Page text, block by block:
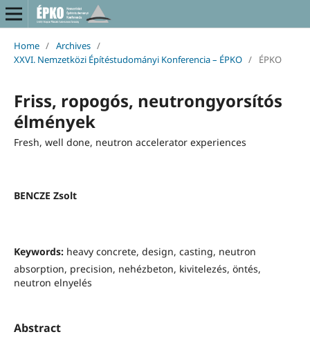
Home / Archives /
XXVI. Nemzetközi Építéstudományi Konferencia – ÉPKO / ÉPKO
Friss, ropogós, neutrongyorsítós
élmények
Fresh, well done, neutron accelerator experiences
BENCZE Zsolt
Keywords: heavy concrete, design, casting, neutron
absorption, precision, nehézbeton, kivitelezés, öntés,
neutron elnyelés
Abstract